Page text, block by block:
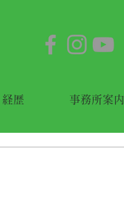
経歴 事務所案内